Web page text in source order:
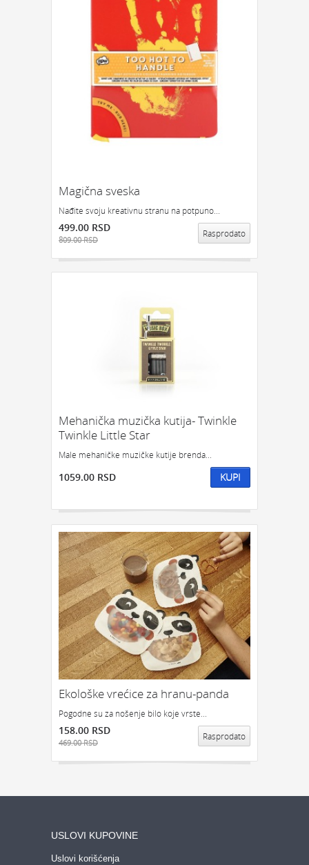
Magična sveska
Nađite svoju kreativnu stranu na potpuno...
499.00 RSD
809.00 RSD
Rasprodato
Mehanička muzička kutija- Twinkle
Twinkle Little Star
Male mehaničke muzičke kutije brenda...
1059.00 RSD KUPI
Ekološke vrećice za hranu-panda
Pogodne su za nošenje bilo koje vrste...
158.00 RSD
469.00 RSD
Rasprodato
USLOVI KUPOVINE
Uslovi korišćenja